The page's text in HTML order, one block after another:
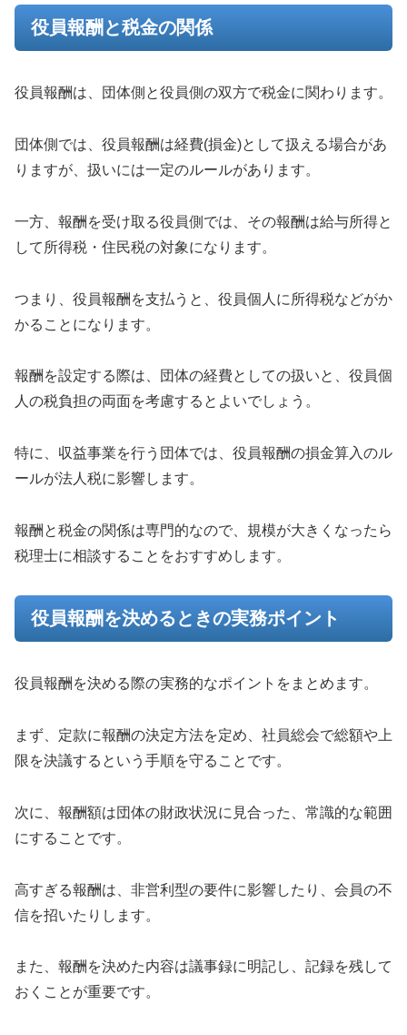
役員報酬と税金の関係
役員報酬は、団体側と役員側の双方で税金に関わります。
団体側では、役員報酬は経費(損金)として扱える場合があ
りますが、扱いには一定のルールがあります。
一方、報酬を受け取る役員側では、その報酬は給与所得と
して所得税・住民税の対象になります。
つまり、役員報酬を支払うと、役員個人に所得税などがか
かることになります。
報酬を設定する際は、団体の経費としての扱いと、役員個
人の税負担の両面を考慮するとよいでしょう。
特に、収益事業を行う団体では、役員報酬の損金算入のル
ールが法人税に影響します。
報酬と税金の関係は専門的なので、規模が大きくなったら
税理士に相談することをおすすめします。
役員報酬を決めるときの実務ポイント
役員報酬を決める際の実務的なポイントをまとめます。
まず、定款に報酬の決定方法を定め、社員総会で総額や上
限を決議するという手順を守ることです。
次に、報酬額は団体の財政状況に見合った、常識的な範囲
にすることです。
高すぎる報酬は、非営利型の要件に影響したり、会員の不
信を招いたりします。
また、報酬を決めた内容は議事録に明記し、記録を残して
おくことが重要です。